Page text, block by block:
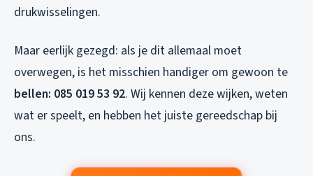
drukwisselingen.
Maar eerlijk gezegd: als je dit allemaal moet
overwegen, is het misschien handiger om gewoon te
bellen: 085 019 53 92. Wij kennen deze wijken, weten
wat er speelt, en hebben het juiste gereedschap bij
ons.